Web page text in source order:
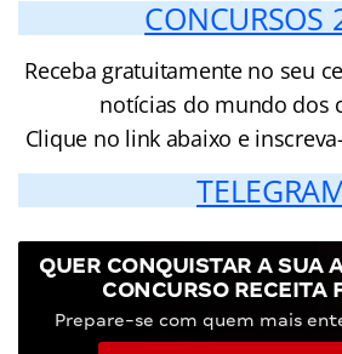
CONCURSOS
Receba gratuitamente no seu
notícias do mundo dos
Clique no link abaixo e
QUER CONQUISTAR A SUA
CONCURSO RECEITA
Prepare-se com quem mais